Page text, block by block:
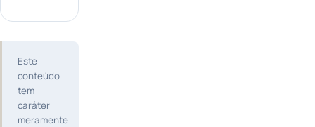
Este
conteúdo
tem
caráter
meramente